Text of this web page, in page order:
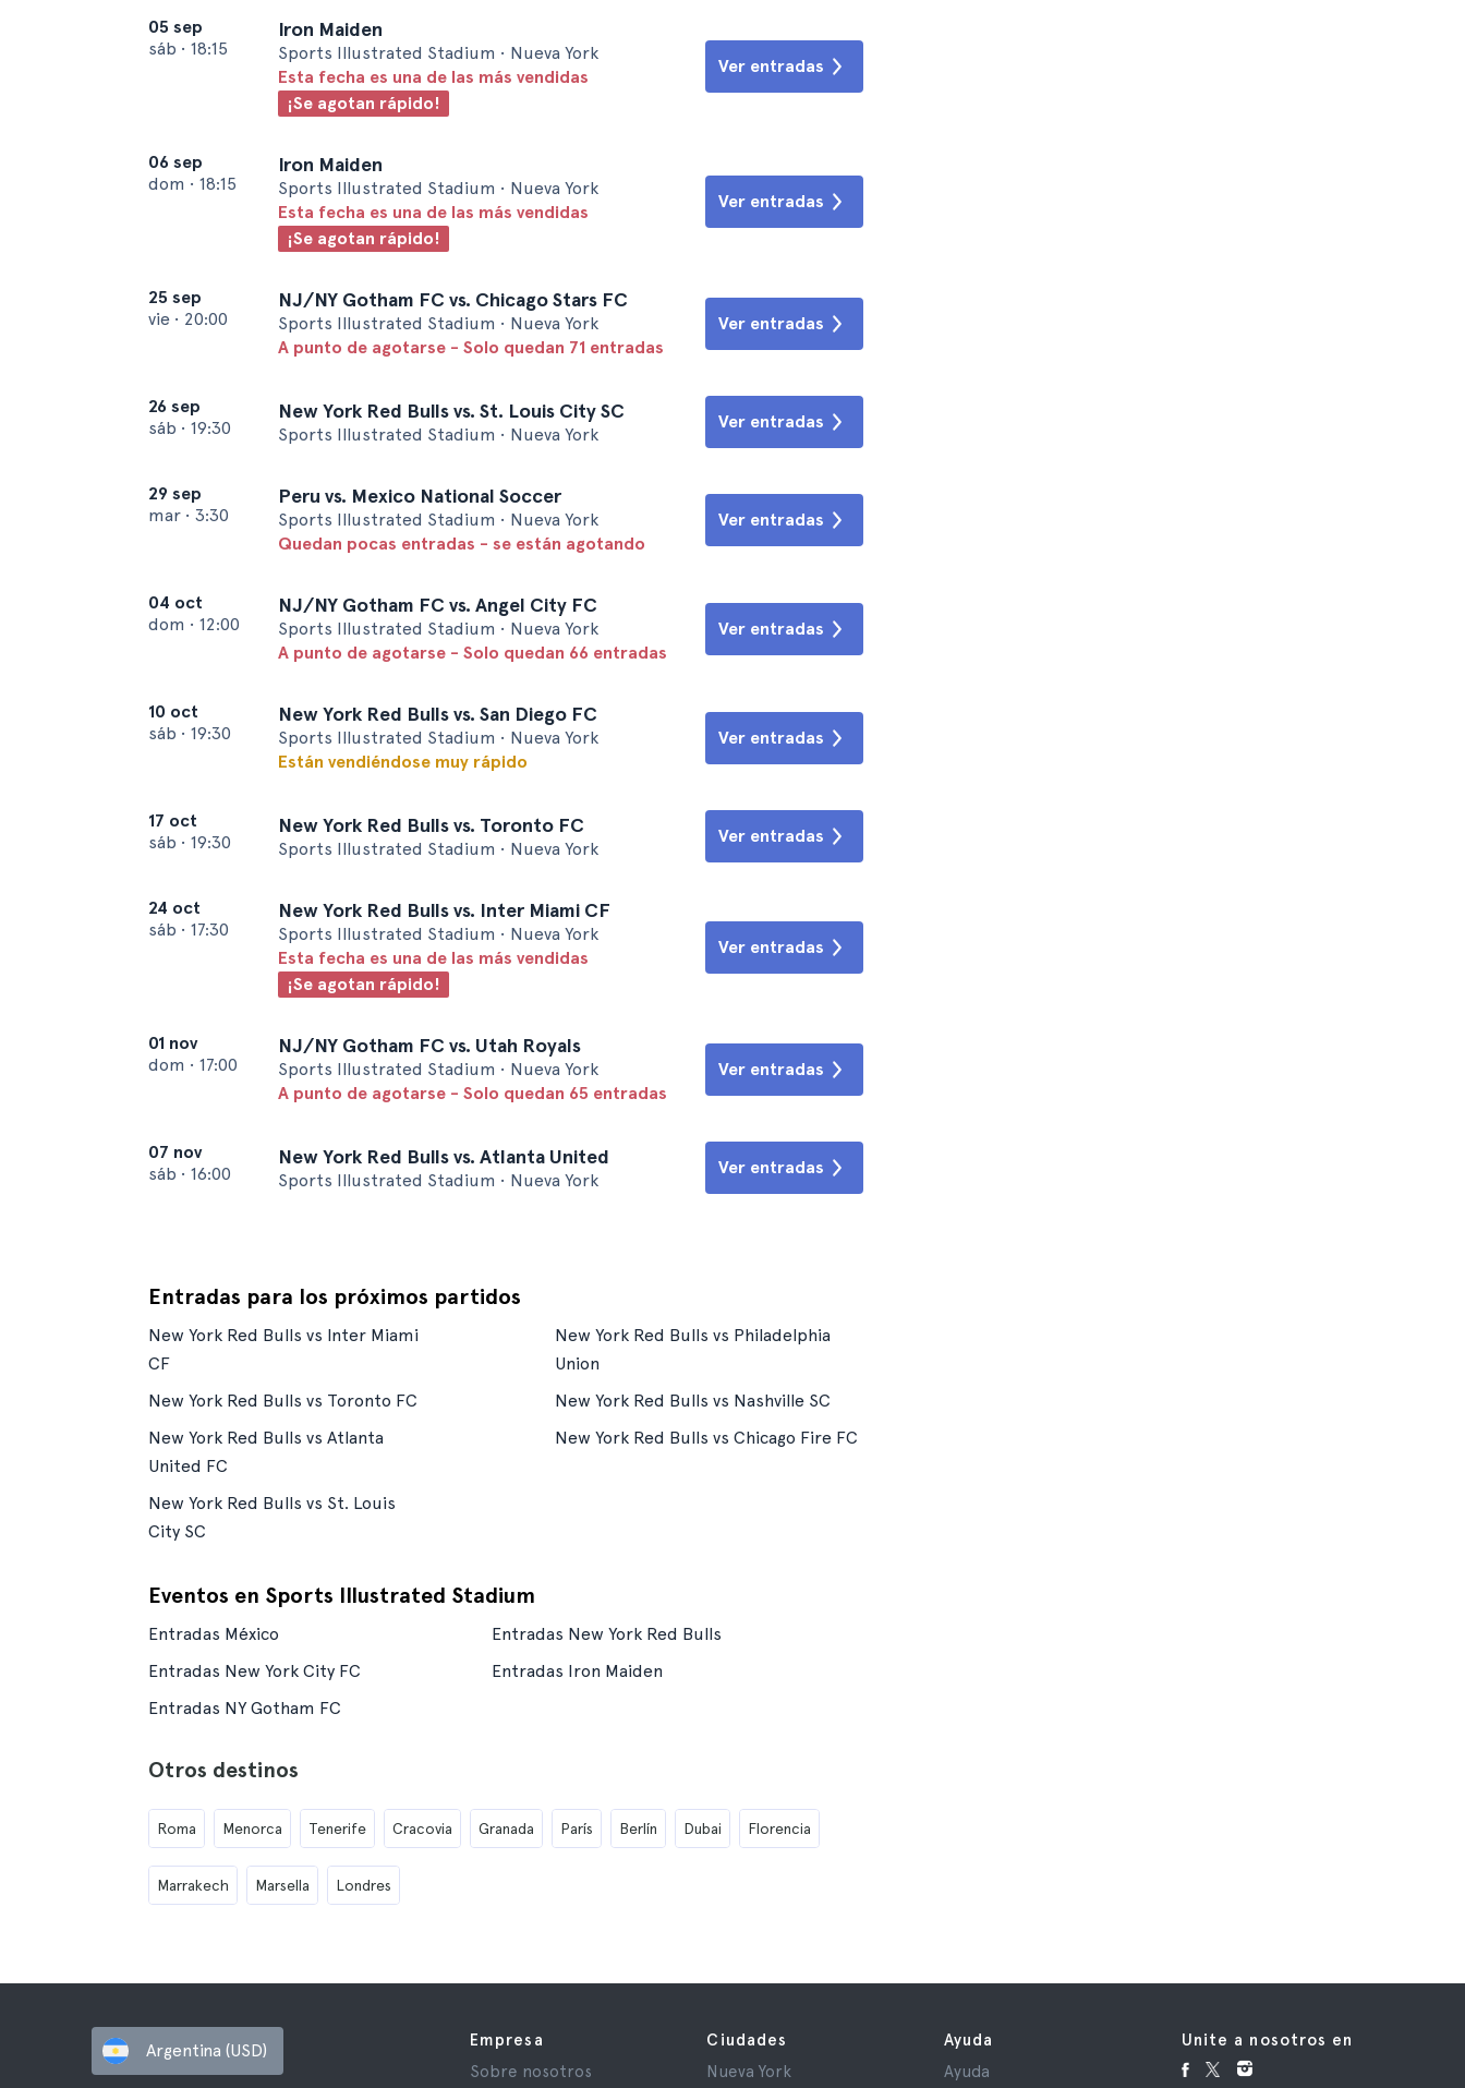
05 sep
sáb • 18:15
Iron Maiden
Sports Illustrated Stadium • Nueva York
Esta fecha es una de las más vendidas
¡Se agotan rápido!
Ver entradas
06 sep
dom • 18:15
Iron Maiden
Sports Illustrated Stadium • Nueva York
Esta fecha es una de las más vendidas
¡Se agotan rápido!
Ver entradas
25 sep
vie • 20:00
NJ/NY Gotham FC vs. Chicago Stars FC
Sports Illustrated Stadium • Nueva York
A punto de agotarse - Solo quedan 71 entradas
Ver entradas
26 sep
sáb • 19:30
New York Red Bulls vs. St. Louis City SC
Sports Illustrated Stadium • Nueva York
Ver entradas
29 sep
mar • 3:30
Peru vs. Mexico National Soccer
Sports Illustrated Stadium • Nueva York
Quedan pocas entradas - se están agotando
Ver entradas
04 oct
dom • 12:00
NJ/NY Gotham FC vs. Angel City FC
Sports Illustrated Stadium • Nueva York
A punto de agotarse - Solo quedan 66 entradas
Ver entradas
10 oct
sáb • 19:30
New York Red Bulls vs. San Diego FC
Sports Illustrated Stadium • Nueva York
Están vendiéndose muy rápido
Ver entradas
17 oct
sáb • 19:30
New York Red Bulls vs. Toronto FC
Sports Illustrated Stadium • Nueva York
Ver entradas
24 oct
sáb • 17:30
New York Red Bulls vs. Inter Miami CF
Sports Illustrated Stadium • Nueva York
Esta fecha es una de las más vendidas
¡Se agotan rápido!
Ver entradas
01 nov
dom • 17:00
NJ/NY Gotham FC vs. Utah Royals
Sports Illustrated Stadium • Nueva York
A punto de agotarse - Solo quedan 65 entradas
Ver entradas
07 nov
sáb • 16:00
New York Red Bulls vs. Atlanta United
Sports Illustrated Stadium • Nueva York
Ver entradas
Entradas para los próximos partidos
New York Red Bulls vs Inter Miami
CF
New York Red Bulls vs Philadelphia
Union
New York Red Bulls vs Toronto FC
New York Red Bulls vs Nashville SC
New York Red Bulls vs Atlanta
United FC
New York Red Bulls vs Chicago Fire FC
New York Red Bulls vs St. Louis
City SC
Eventos en Sports Illustrated Stadium
Entradas México
Entradas New York Red Bulls
Entradas New York City FC
Entradas Iron Maiden
Entradas NY Gotham FC
Otros destinos
Roma Menorca Tenerife Cracovia Granada París Berlín Dubai Florencia
Marrakech Marsella Londres
Argentina (USD)
Empresa
Sobre nosotros
Ciudades
Nueva York
Ayuda
Ayuda
Unite a nosotros en